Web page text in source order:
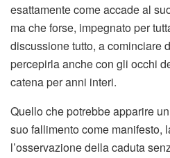
esattamente come accade al
ma che forse, impegnato per
discussione tutto, a cominciare
percepirla anche con gli occhi
catena per anni interi.
Quello che potrebbe apparire
suo fallimento come manifesto,
l’osservazione della caduta